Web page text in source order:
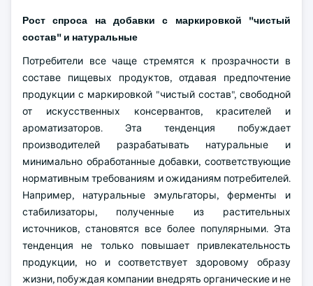
Рост спроса на добавки с маркировкой "чистый
состав" и натуральные
Потребители все чаще стремятся к прозрачности в
составе пищевых продуктов, отдавая предпочтение
продукции с маркировкой "чистый состав", свободной
от искусственных консервантов, красителей и
ароматизаторов. Эта тенденция побуждает
производителей разрабатывать натуральные и
минимально обработанные добавки, соответствующие
нормативным требованиям и ожиданиям потребителей.
Например, натуральные эмульгаторы, ферменты и
стабилизаторы, полученные из растительных
источников, становятся все более популярными. Эта
тенденция не только повышает привлекательность
продукции, но и соответствует здоровому образу
жизни, побуждая компании внедрять органические и не